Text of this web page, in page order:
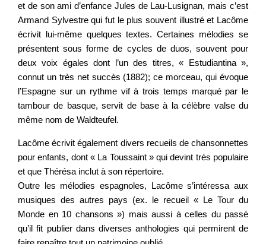
et de son ami d’enfance Jules de Lau-Lusignan, mais c’est
Armand Sylvestre qui fut le plus souvent illustré et Lacôme
écrivit lui-même quelques textes. Certaines mélodies se
présentent sous forme de cycles de duos, souvent pour
deux voix égales dont l’un des titres, « Estudiantina »,
connut un très net succès (1882); ce morceau, qui évoque
l’Espagne sur un rythme vif à trois temps marqué par le
tambour de basque, servit de base à la célèbre valse du
même nom de Waldteufel.
Lacôme écrivit également divers recueils de chansonnettes
pour enfants, dont « La Toussaint » qui devint très populaire
et que Thérésa inclut à son répertoire.
Outre les mélodies espagnoles, Lacôme s’intéressa aux
musiques des autres pays (ex. le recueil « Le Tour du
Monde en 10 chansons ») mais aussi à celles du passé
qu’il fit publier dans diverses anthologies qui permirent de